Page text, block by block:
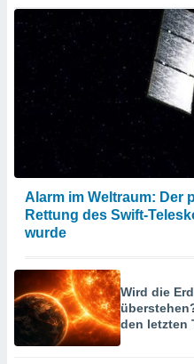
Alarm im Weltraum: Der
Rettung des Swift-
wurde
Wird die
den letzten